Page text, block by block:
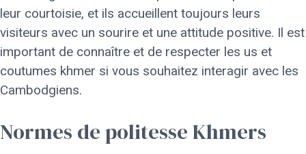
leur courtoisie, et ils accueillent toujours leurs
visiteurs avec un sourire et une attitude positive. Il est
important de connaître et de respecter les us et
coutumes khmer si vous souhaitez interagir avec les
Cambodgiens.
Normes de politesse Khmers